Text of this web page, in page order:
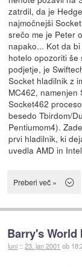
zatrdil, da je
najmočnejši
srečo me je Peter
napako... Kot da
hotelo opozoriti še
podjetje, je
Socket hladilnik z
MC462, namenjen
Socket462
besedo Tbirdom/
Pentiumom4).
prvi hladilnik, ki
uvedla AMD in
Preberi več »
Barry's World
luni ::23. jan 2001 ob